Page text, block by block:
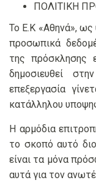
ΠΟΛΙΤΙΚΗ
Το Ε.Κ «Αθηνά», ως
προσωπικά
της πρόσκλησης
δημοσιευθεί
επεξεργασία
κατάλληλου
Η αρμόδια
το σκοπό αυτό
είναι τα μόνα
αυτά για τον